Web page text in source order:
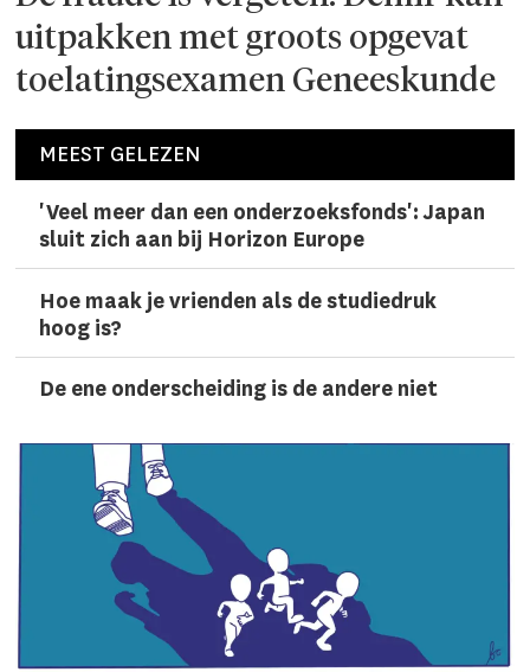
uitpakken met groots opgevat
toelatingsexamen Geneeskunde
MEEST GELEZEN
'Veel meer dan een onderzoeks­fonds': Japan
sluit zich aan bij Horizon Europe
Hoe maak je vrienden als de studiedruk
hoog is?
De ene onderscheiding is de andere niet